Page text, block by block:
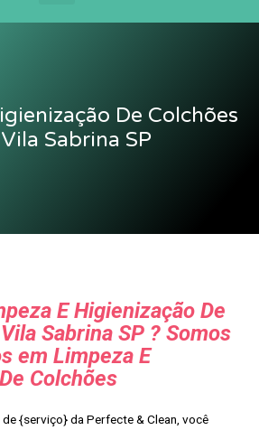
De Colchões
Sabrina SP
E Higienização De
Sabrina SP ? Somos
em Limpeza E
Colchões
{serviço} da Perfecte & Clean, você